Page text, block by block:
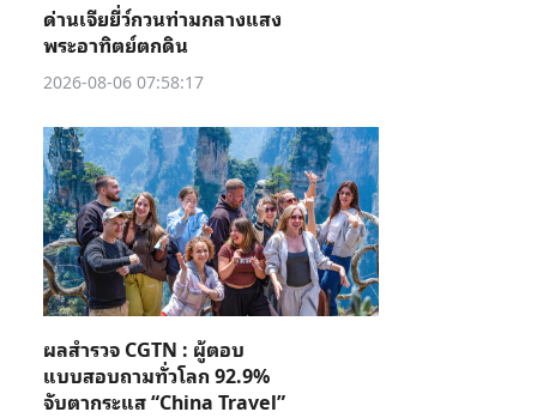
ด่านเจียยี่ว์กวนท่ามกลางแสง
พระอาทิตย์ตกดิน
2026-08-06 07:58:17
ผลสำรวจ CGTN : ผู้ตอบ
แบบสอบถามทั่วโลก 92.9%
จับตากระแส “China Travel”